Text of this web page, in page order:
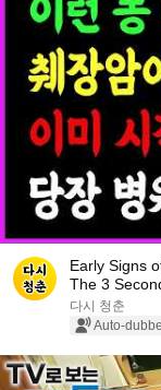
Early Signs
The 3
다시 청춘
Auto-